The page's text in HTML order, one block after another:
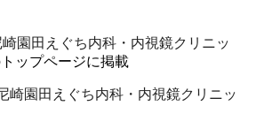
崎園田えぐち内科・内視鏡クリニッ
ップページに掲載
尼崎園田えぐち内科・内視鏡クリニッ